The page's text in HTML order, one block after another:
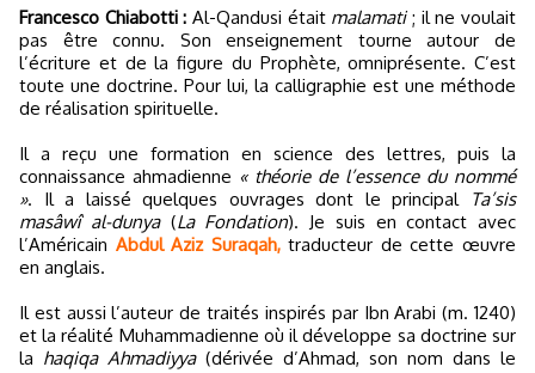
Francesco Chiabotti : Al-Qandusi était malamati; il ne voulait
pas être connu. Son enseignement tourne autour de
l’écriture et de la figure du Prophète, omniprésente. C’est
toute une doctrine. Pour lui, la calligraphie est une méthode
de réalisation spirituelle.
Il a reçu une formation en science des lettres, puis la
connaissance ahmadienne « théorie de l’essence du nommé
». Il a laissé quelques ouvrages dont le principal Ta’sis
masâwî al-dunya(La Fondation). Je suis en contact avec
l’Américain Abdul Aziz Suraqah,traducteur de cette œuvre
en anglais.
Il est aussi l’auteur de traités inspirés par Ibn Arabi (m. 1240)
et la réalité Muhammadienne où il développe sa doctrine sur
la haqiqa Ahmadiyya(dérivée d’Ahmad, son nom dans le